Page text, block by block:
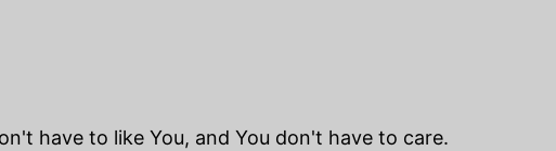
have to like You, and You don't have to care.